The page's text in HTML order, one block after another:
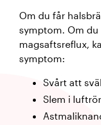
Om du får
symptom. Om
magsaftsreflux,
symptom:
Svårt att
Slem i